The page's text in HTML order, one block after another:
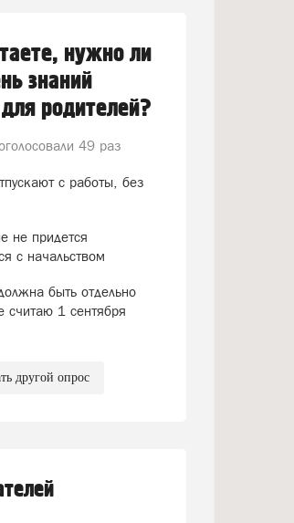
нужно ли
знаний
родителей?
49 раз
с работы, без
не придется
с начальством
быть отдельно
считаю 1 сентября
другой опрос